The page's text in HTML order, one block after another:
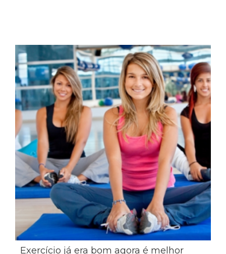
Exercício já era bom agora é melhor